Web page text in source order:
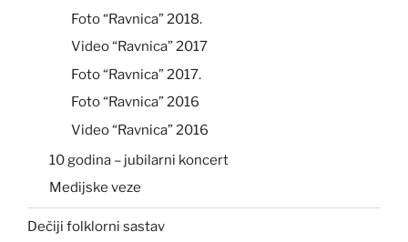
Foto “Ravnica” 2018.
Video “Ravnica” 2017
Foto “Ravnica” 2017.
Foto “Ravnica” 2016
Video “Ravnica” 2016
10 godina – jubilarni koncert
Medijske veze
Dečiji folklorni sastav